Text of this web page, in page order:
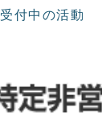
受付中の活動